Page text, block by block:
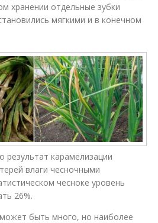
хранении отдельные зубки
мягкими и в конечном
результат карамелизации
влаги чесночными
чесноке уровень
26%.
быть много, но наиболее